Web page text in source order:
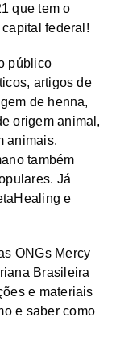
que tem o
federal!
público
artigos de
de henna,
origem animal,
animais.
também
Já
e
ONGs Mercy
Brasileira
e materiais
e saber como